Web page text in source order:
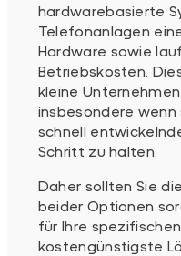
hardwarebasierte
Telefonanlagen
Hardware sowie
Betriebskosten.
kleine
insbesondere wenn
schnell
Schritt zu halten.
Daher sollten Sie
beider Optionen
für Ihre
kostengünstigste